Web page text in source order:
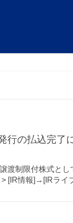
渡制限付株式とし
> [IR情報]→[IRラ